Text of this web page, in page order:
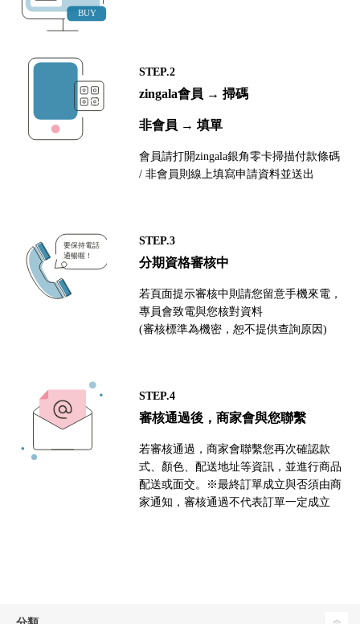
STEP.2
zingala會員 → 掃碼
非會員 → 填單
會員請打開zingala銀角零卡掃描付款條碼
/ 非會員則線上填寫申請資料並送出
STEP.3
分期資格審核中
若頁面提示審核中則請您留意手機來電，
專員會致電與您核對資料
(審核標準為機密，恕不提供查詢原因)
STEP.4
審核通過後，商家會與您聯繫
若審核通過，商家會聯繫您再次確認款
式、顏色、配送地址等資訊，並進行商品
配送或面交。※最終訂單成立與否須由商
家通知，審核通過不代表訂單一定成立